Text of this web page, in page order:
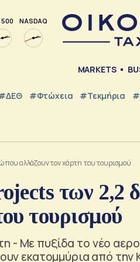
500 NASDAQ
MARKETS
#Φτώχεια #Τεκμήρια
που αλλάζουν τον χάρτη του τουρισμού
των 2,2
τουρισμού
- Με πυξίδα το νέο
εκατομμύρια από την